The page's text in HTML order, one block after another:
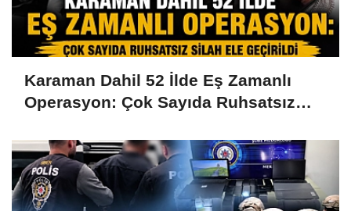
Karaman Dahil 52 İlde Eş Zamanlı
Operasyon: Çok Sayıda Ruhsatsız